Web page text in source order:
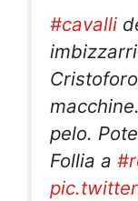
#cavalli
pelo.
Follia a